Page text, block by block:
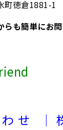
町徳倉1881-1
らも簡単にお
せ ｜